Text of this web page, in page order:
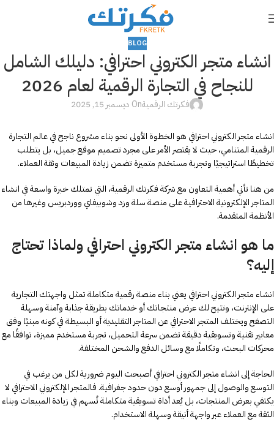
BLOG
انشاء متجر الكتروني احترافي: دليلك الشامل
للنجاح في التجارة الرقمية لعام 2026
فكرتك الرقميةOn ديسمبر 15, 2025
انشاء متجر الكتروني احترافي هو الخطوة الأولى نحو بناء مشروع ناجح في عالم التجارة
الرقمية المتنامي، حيث لا يقتصر الأمر على مجرد تصميم موقع جميل، بل يتطلب
تخطيطًا استراتيجيًا وتجربة مستخدم متميزة تضمن زيادة المبيعات وثقة العملاء.
من هنا تأتي أهمية التعاون مع شركة فكرتك الرقمية، التي تمتلك خبرة واسعة في انشاء
المتاجر الإلكترونية الاحترافية على منصة سلة وزد وشوبيفاي ووردبريس وغيرها من
الأنظمة المتقدمة.
ما هو انشاء متجر الكتروني احترافي ولماذا تحتاج
إليه؟
انشاء متجر الكتروني احترافي يعني بناء منصة رقمية متكاملة تمثل واجهتك التجارية
على الإنترنت، وتتيح لك عرض منتجاتك أو خدماتك بطريقة جذابة وآمنة وسهلة
التصفح ويختلف المتجر الاحترافي عن المتاجر التقليدية أو البسيطة في كونه مبنيًا وفق
معايير تقنية وتسويقية دقيقة تضمن سرعة التحميل، تجربة مستخدم مميزة، توافقًا مع
محركات البحث، وتكاملًا مع وسائل الدفع والشحن المختلفة.
الحاجة إلى انشاء متجر الكتروني احترافي أصبحت اليوم ضرورية لكل من يرغب في
التوسع والوصول إلى جمهور أوسع دون حدود جغرافية. فالمتجر الإلكتروني الاحترافي لا
يكتفي بعرض المنتجات، بل يُعد أداة تسويقية متكاملة تُسهم في زيادة المبيعات وبناء
الثقة مع العملاء عبر واجهة أنيقة وسهلة الاستخدام.